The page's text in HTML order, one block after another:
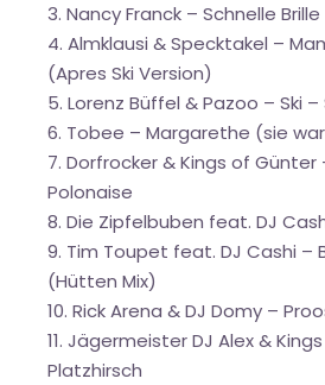
3. Nancy Franck – Schnelle Brille
4. Almklausi & Specktakel –
(Apres Ski Version)
5. Lorenz Büffel & Pazoo – Ski
6. Tobee – Margarethe (sie
7. Dorfrocker & Kings of
Polonaise
8. Die Zipfelbuben feat. DJ
9. Tim Toupet feat. DJ Cashi –
(Hütten Mix)
10. Rick Arena & DJ Domy –
11. Jägermeister DJ Alex &
Platzhirsch